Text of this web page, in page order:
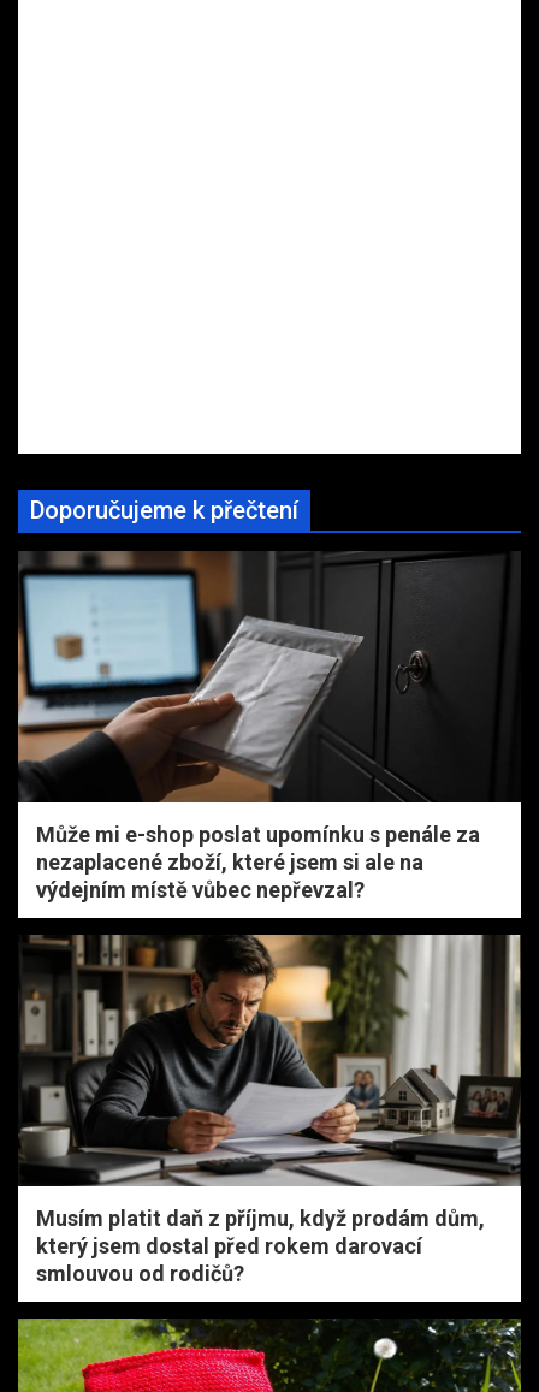
Doporučujeme k přečtení
Může mi e-shop poslat upomínku s penále za
nezaplacené zboží, které jsem si ale na
výdejním místě vůbec nepřevzal?
Musím platit daň z příjmu, když prodám dům,
který jsem dostal před rokem darovací
smlouvou od rodičů?